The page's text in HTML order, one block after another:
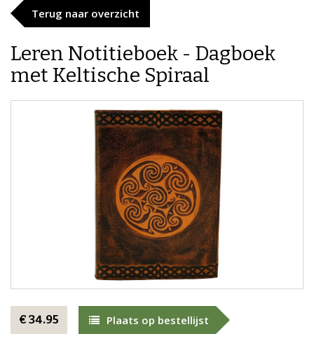
Terug naar overzicht
Leren Notitieboek - Dagboek
met Keltische Spiraal
€ 34.95 Plaats op bestellijst